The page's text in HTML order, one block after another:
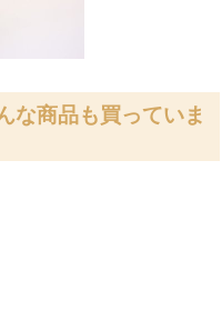
な商品も買っていま